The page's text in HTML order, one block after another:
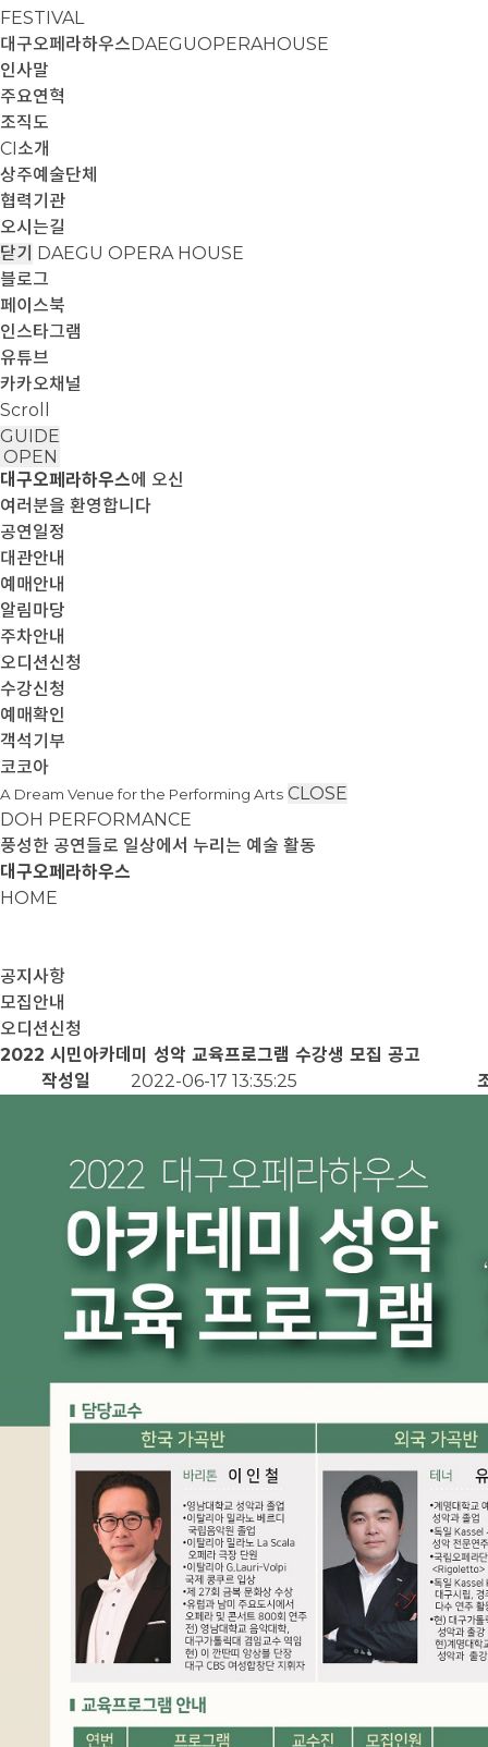
FESTIVAL
대구오페라하우스DAEGUOPERAHOUSE
인사말
주요연혁
조직도
CI소개
상주예술단체
협력기관
오시는길
닫기 DAEGU OPERA HOUSE
블로그
페이스북
인스타그램
유튜브
카카오채널
Scroll
GUIDE
OPEN
대구오페라하우스에 오신
여러분을 환영합니다
공연일정
대관안내
예매안내
알림마당
주차안내
오디션신청
수강신청
예매확인
객석기부
코코아
A Dream Venue for the Performing Arts CLOSE
DOH PERFORMANCE
풍성한 공연들로 일상에서 누리는 예술 활동
대구오페라하우스
HOME
공지사항
모집안내
오디션신청
2022 시민아카데미 성악 교육프로그램 수강생 모집 공고
작성일
2022-06-17 13:35:25